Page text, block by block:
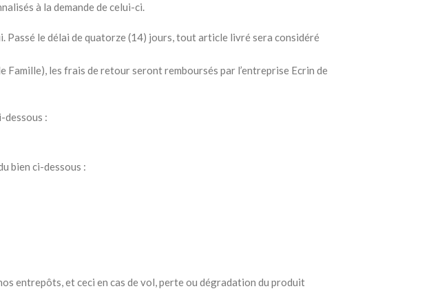
à la demande de celui-ci.
Passé le délai de quatorze (14) jours, tout article livré sera considéré
Famille), les frais de retour seront remboursés par l’entreprise Ecrin de
dessous :
bien ci-dessous :
entrepôts, et ceci en cas de vol, perte ou dégradation du produit